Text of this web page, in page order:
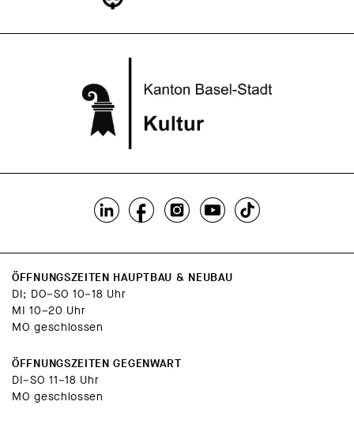
ÖFFNUNGSZEITEN HAUPTBAU & NEUBAU
DI; DO–SO 10–18 Uhr
MI 10–20 Uhr
MO geschlossen
ÖFFNUNGSZEITEN GEGENWART
DI–SO 11–18 Uhr
MO geschlossen